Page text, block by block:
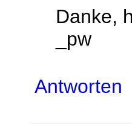
Danke,
_pw
Antworten